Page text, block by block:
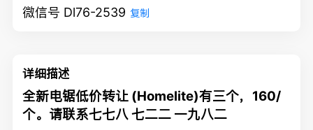
微信号 Dl76-2539 复制
详细描述
全新电锯低价转让 (Homelite)有三个，160/
个。请联系七七八 七二二 一九八二